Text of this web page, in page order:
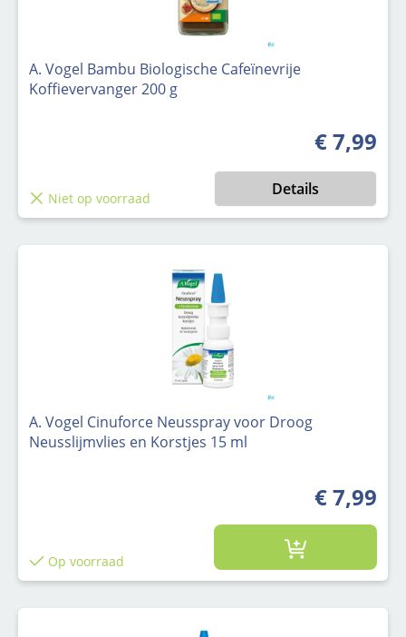
A. Vogel Bambu Biologische Cafeïnevrije
Koffievervanger 200 g
Normale
€ 7,99
Niet op voorraad Details
A. Vogel Cinuforce Neusspray voor Droog
Neusslijmvlies en Korstjes 15 ml
€ 7,99
Op voorraad